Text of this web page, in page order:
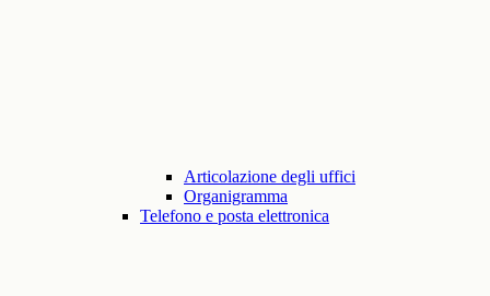
Articolazione degli uffici
Organigramma
Telefono e posta elettronica